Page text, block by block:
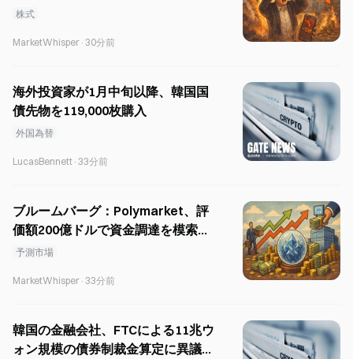
株式
MarketWhisper · 30分前
海外投資家が1月中旬以降、韓国国
債先物を119,000枚購入
外国為替
LucasBennett · 33分前
ブルームバーグ：Polymarket、評
価額200億ドルで資金調達を模索、
ICEが6億ドルを投資
予測市場
MarketWhisper · 33分前
韓国の金融会社、FTCによる11兆ウ
ォン規模の債券制裁金算定に異議申